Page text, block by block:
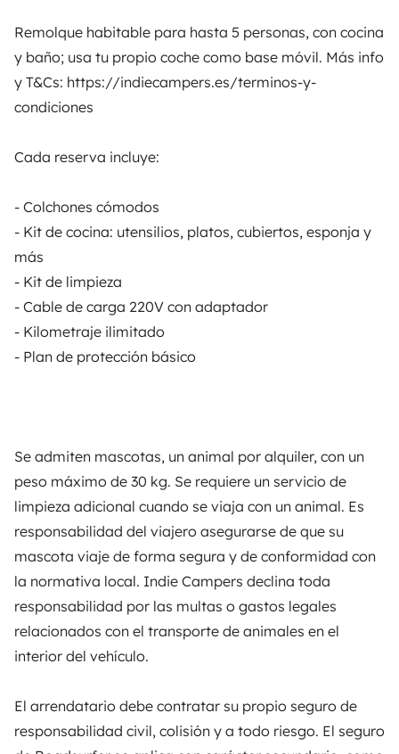
Remolque habitable para hasta 5 personas, con cocina
y baño; usa tu propio coche como base móvil. Más info
y T&Cs: https://indiecampers.es/terminos-y-
condiciones
Cada reserva incluye:
- Colchones cómodos
- Kit de cocina: utensilios, platos, cubiertos, esponja y
más
- Kit de limpieza
- Cable de carga 220V con adaptador
- Kilometraje ilimitado
- Plan de protección básico
Se admiten mascotas, un animal por alquiler, con un
peso máximo de 30 kg. Se requiere un servicio de
limpieza adicional cuando se viaja con un animal. Es
responsabilidad del viajero asegurarse de que su
mascota viaje de forma segura y de conformidad con
la normativa local. Indie Campers declina toda
responsabilidad por las multas o gastos legales
relacionados con el transporte de animales en el
interior del vehículo.
El arrendatario debe contratar su propio seguro de
responsabilidad civil, colisión y a todo riesgo. El seguro
¿Cómo funciona?
Alquilar una autocaravana
Tus primeros pasos en autocaravana
PROPIETARIOS
Anunciar un vehículo
Contrato de alquiler
Seguros de alquiler
Medios de pago segurosPago en varios plazos
Descargar en
App Store
Disponible en
Google Play
Blog Contáctanos Empleo
CGU
Confidencialidad
Cookies